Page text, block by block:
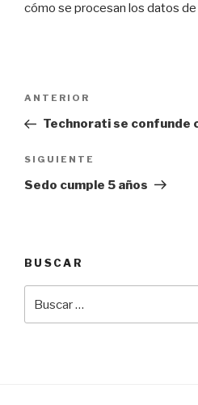
cómo se procesan los datos
entradas
Entrada
anterior:
ANTERIOR
Technorati se confunde
Siguiente
entrada
SIGUIENTE
Sedo cumple 5 años
BUSCAR
por: